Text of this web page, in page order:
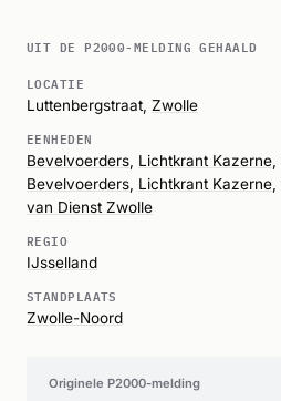
UIT DE P2000-MELDING GEHAALD
LOCATIE
Luttenbergstraat, Zwolle
EENHEDEN
Bevelvoerders Lichtkrant Kazerne
Bevelvoerders Lichtkrant Kazerne
van Dienst Zwolle
REGIO
IJsselland
STANDPLAATS
Zwolle-Noord
Originele P2000-melding